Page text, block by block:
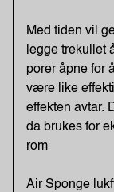
Med tiden vil
legge trekullet
porer åpne for
være like
effekten avtar.
da brukes for
rom
Air Sponge